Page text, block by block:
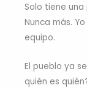
Solo tiene una
Nunca más.
equipo.
El pueblo ya
quién es